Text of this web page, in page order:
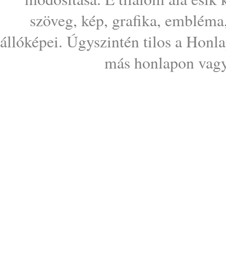
szöveg, kép, grafika,
állóképei. Úgyszintén tilos a
más honlapon